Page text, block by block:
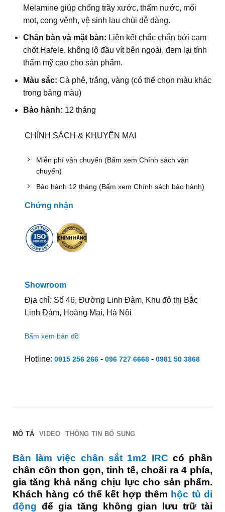
Melamine giúp chống trầy xước, thấm nước, mối
mọt, cong vênh, vệ sinh lau chùi dễ dàng.
Chân bàn và mặt bàn: Liên kết chắc chắn bởi cam
chốt Hafele, không lộ đầu vít bên ngoài, đem lại tính
thẩm mỹ cao cho sản phẩm.
Màu sắc: Cà phê, trắng, vàng (có thể chọn màu khác
trong bảng màu)
Bảo hành: 12 tháng
CHÍNH SÁCH & KHUYẾN MẠI
Miễn phí vận chuyển (Bấm xem Chính sách vận
chuyển)
Bảo hành 12 tháng (Bấm xem Chính sách bảo hành)
Chứng nhận
Showroom
Địa chỉ: Số 46, Đường Linh Đàm, Khu đô thị Bắc
Linh Đàm, Hoàng Mai, Hà Nội
Bấm xem bản đồ
Hotline: 0915 256 266- 096 727 6668- 0981 50 3868
MÔ TẢ VIDEO THÔNG TIN BỔ SUNG
Bàn làm việc chân sắt 1m2 IRC có phần
chân côn thon gọn, tinh tế, choãi ra 4 phía,
gia tăng khả năng chịu lực cho sản phẩm.
Khách hàng có thể kết hợp thêm hộc tủ di
động để gia tăng không gian lưu trữ tài